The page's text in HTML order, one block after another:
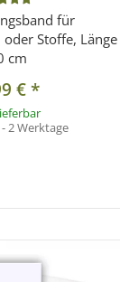
für
Stoffe, Länge
cm
€*
- 2 Werktage